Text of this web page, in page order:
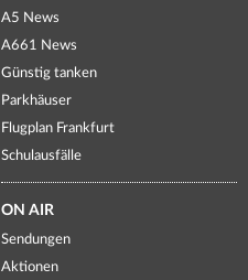
A5 News
A661 News
Günstig tanken
Parkhäuser
Flugplan Frankfurt
Schulausfälle
ON AIR
Sendungen
Aktionen